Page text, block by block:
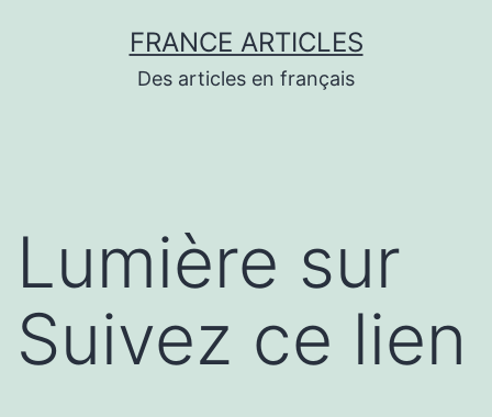
FRANCE ARTICLES
Des articles en français
Lumière sur
Suivez ce lien